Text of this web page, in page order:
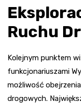
Ruchu
Kolejnym punktem
funkcjonariuszami
możliwość
drogowych.